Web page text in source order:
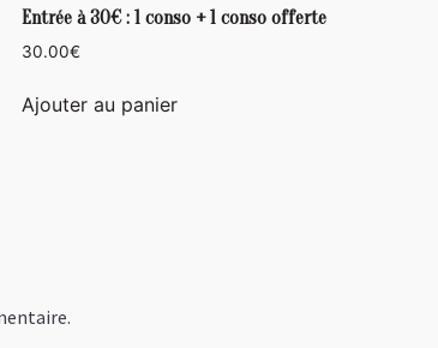
Entrée à 30€ : 1 conso + 1 conso offerte
30.00€
Ajouter au panier